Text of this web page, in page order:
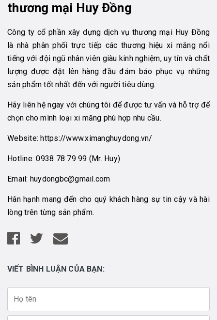
thương mại Huy Đồng
Công ty cổ phần xây dựng dịch vụ thương mại Huy Đồng
là nhà phân phối trực tiếp các thương hiệu xi măng nổi
tiếng với đội ngũ nhân viên giàu kinh nghiệm, uy tín và chất
lượng được đặt lên hàng đầu đảm bảo phục vụ những
sản phẩm tốt nhất đến với người tiêu dùng.
Hãy liên hệ ngay với chúng tôi để được tư vấn và hỗ trợ để
chọn cho mình loại xi măng phù hợp nhu cầu.
Website:https://www.ximanghuydong.vn/
Hotline:0938 78 79 99 (Mr. Huy)
Email: huydongbc@gmail.com
Hân hạnh mang đến cho quý khách hàng sự tin cậy và hài
lòng trên từng sản phẩm.
VIẾT BÌNH LUẬN CỦA BẠN: